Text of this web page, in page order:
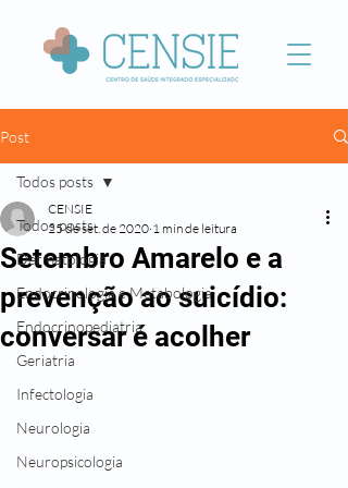
Post
Todos posts
Dermatologia
Endocrinologia e Metabologia
Endocrinopediatria
Geriatria
Infectologia
Neurologia
Neuropsicologia
Todos posts
Setembro Amarelo e a
prevenção ao suicídio:
conversar é acolher
CENSIE
25 de set. de 2020 1 min de leitura